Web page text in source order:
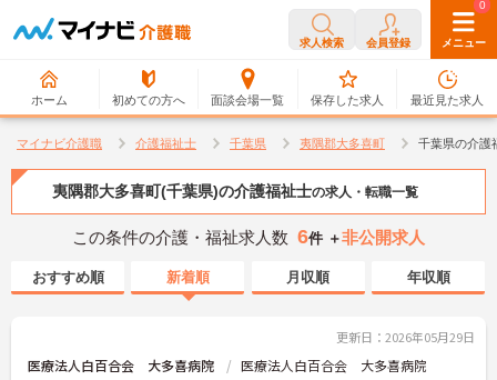
求人検索 会員登録 メニュー
ホーム 初めての方へ 面談会場一覧
0
保存した求人
0
最近見た求人
マイナビ介護職 介護福祉士 千葉県 夷隅郡大多喜町 千葉県の介護
夷隅郡大多喜町(千葉県)の介護福祉士の求人・転職一覧
この条件の介護・福祉求人数 6件 ＋非公開求人
おすすめ順 新着順 月収順 年収順
更新日：2026年05月29日
医療法人白百合会 大多喜病院 医療法人白百合会 大多喜病院